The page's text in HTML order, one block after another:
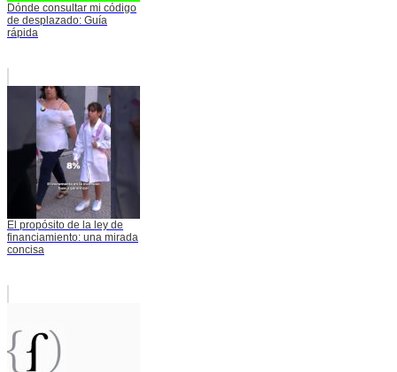
Dónde consultar mi código
de desplazado: Guía
rápida
El propósito de la ley de
financiamiento: una mirada
concisa